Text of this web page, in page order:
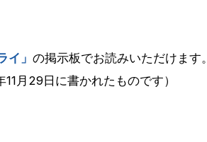
イ」 の掲示板でお読みいただけます。
月29日に書かれたものです）